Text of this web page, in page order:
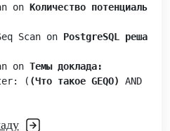
on Количество
Scan on
PostgreSQL решает
on Темы доклада:
( (Что такое GEQO) AND